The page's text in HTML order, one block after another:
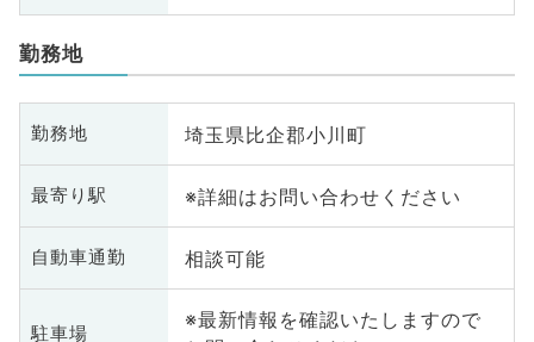
勤務地
勤務地 埼玉県比企郡小川町
最寄り駅 ※詳細はお問い合わせください
自動車通勤 相談可能
駐車場
※最新情報を確認いたしますので